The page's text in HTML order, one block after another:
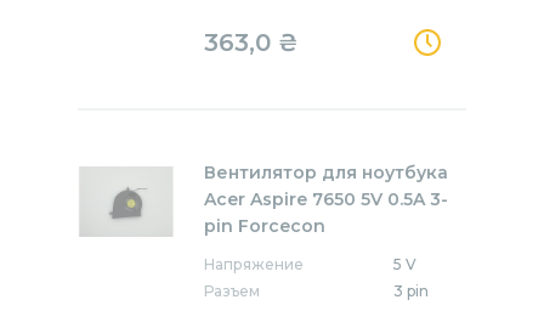
363,0 ₴
Вентилятор для ноутбука
Acer Aspire 7650 5V 0.5A 3-
pin Forcecon
Напряжение
5 V
Разъем
3 pin